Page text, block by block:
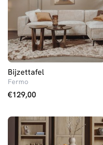
Bijzettafel
Fermo
€129,00